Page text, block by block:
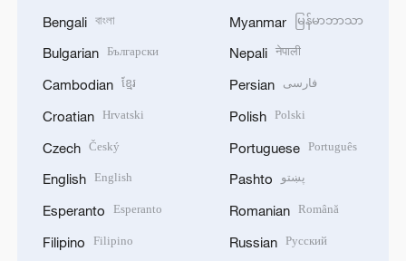
Bengali বাংলা
Bulgarian Български
Cambodian ខ្មែរ
Croatian Hrvatski
Czech Český
English English
Esperanto Esperanto
Filipino Filipino
Myanmar မြန်မာဘာသာ
Nepali नेपाली
Persian فارسی
Polish Polski
Portuguese Português
Pashto پښتو
Romanian Română
Russian Русский